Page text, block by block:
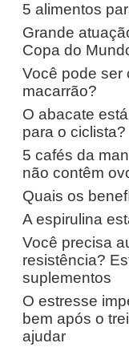
5 alimentos
Grande
Copa do
Você pode ser
macarrão?
O abacate
para o ciclista?
5 cafés da
não contêm
Quais os
A espirulina
Você precisa
resistência?
suplementos
O estresse
bem após o
ajudar